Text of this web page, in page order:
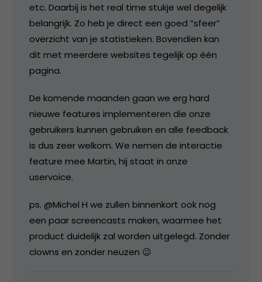
etc. Daarbij is het real time stukje wel degelijk
belangrijk. Zo heb je direct een goed “sfeer”
overzicht van je statistieken. Bovendien kan
dit met meerdere websites tegelijk op één
pagina.
De komende maanden gaan we erg hard
nieuwe features implementeren die onze
gebruikers kunnen gebruiken en alle feedback
is dus zeer welkom. We nemen de interactie
feature mee Martin, hij staat in onze
uservoice.
ps. @Michel H we zullen binnenkort ook nog
een paar screencasts maken, waarmee het
product duidelijk zal worden uitgelegd. Zonder
clowns en zonder neuzen 😉